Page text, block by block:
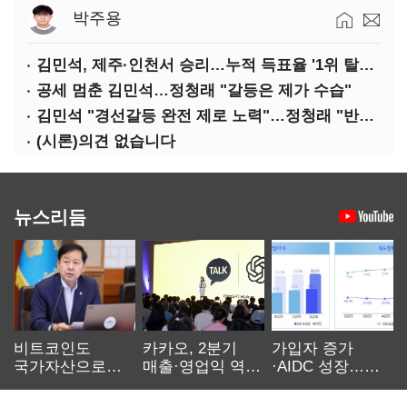
박주용
김민석, 제주·인천서 승리…누적 득표율 '1위 탈환'(종합)
공세 멈춘 김민석…정청래 "갈등은 제가 수습"
김민석 "경선갈등 완전 제로 노력"…정청래 "반명 공세 사과부터"
(시론)의견 없습니다
뉴스리듬
비트코인도
국가자산으로…'
카카오, 2분기
매출·영업익 역대
가입자 증가
·AIDC 성장…